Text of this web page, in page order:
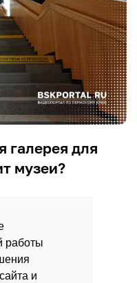
работы
и
галерея для
музеи?
нет
способна
скептика.